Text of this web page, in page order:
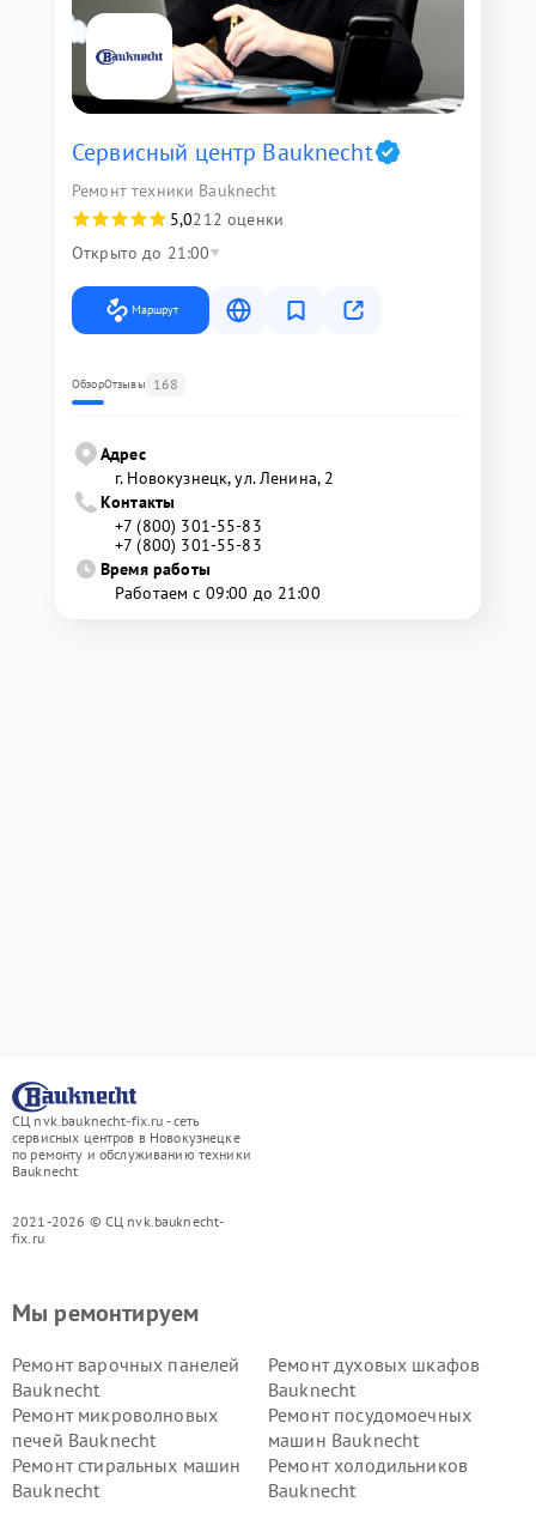
Сервисный центр Bauknecht
Ремонт техники Bauknecht
5,0212 оценки
Открыто до 21:00
Маршрут
ОбзорОтзывы 168
Адрес
г. Новокузнецк, ул. Ленина, 2
Контакты
+7 (800) 301-55-83
+7 (800) 301-55-83
Время работы
Работаем с 09:00 до 21:00
СЦ nvk.bauknecht-fix.ru - сеть
сервисных центров в Новокузнецке
по ремонту и обслуживанию техники
Bauknecht
2021-2026 © СЦ nvk.bauknecht-
fix.ru
Мы ремонтируем
Ремонт варочных панелей
Bauknecht
Ремонт духовых шкафов
Bauknecht
Ремонт микроволновых
печей Bauknecht
Ремонт посудомоечных
машин Bauknecht
Ремонт стиральных машин
Bauknecht
Ремонт холодильников
Bauknecht